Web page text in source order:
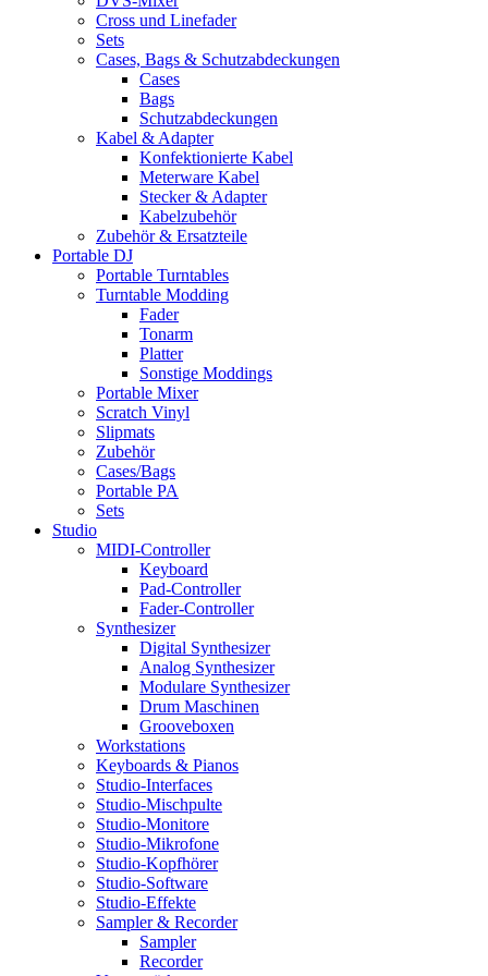
Cross und Linefader
Sets
Cases, Bags & Schutzabdeckungen
Cases
Bags
Schutzabdeckungen
Kabel & Adapter
Konfektionierte Kabel
Meterware Kabel
Stecker & Adapter
Kabelzubehör
Zubehör & Ersatzteile
Portable DJ
Portable Turntables
Turntable Modding
Fader
Tonarm
Platter
Sonstige Moddings
Portable Mixer
Scratch Vinyl
Slipmats
Zubehör
Cases/Bags
Portable PA
Sets
Studio
MIDI-Controller
Keyboard
Pad-Controller
Fader-Controller
Synthesizer
Digital Synthesizer
Analog Synthesizer
Modulare Synthesizer
Drum Maschinen
Grooveboxen
Workstations
Keyboards & Pianos
Studio-Interfaces
Studio-Mischpulte
Studio-Monitore
Studio-Mikrofone
Studio-Kopfhörer
Studio-Software
Studio-Effekte
Sampler & Recorder
Sampler
Recorder